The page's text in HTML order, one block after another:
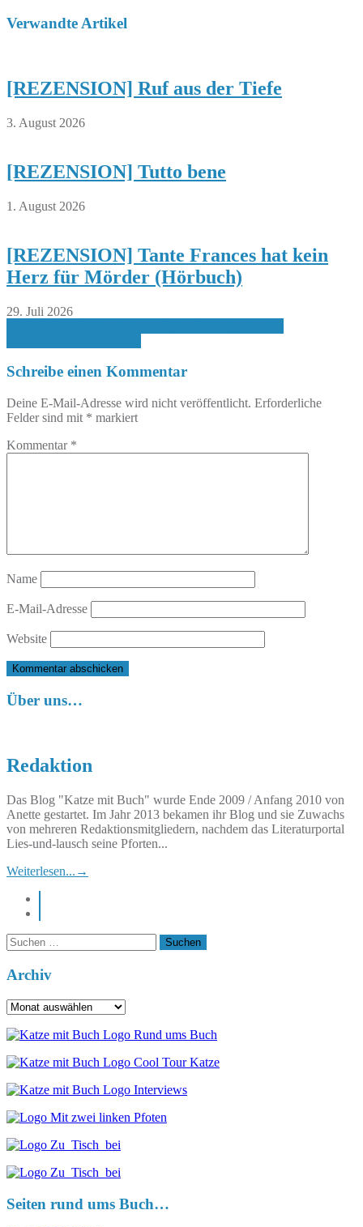
Verwandte Artikel
[REZENSION] Ruf aus der Tiefe
3. August 2026
[REZENSION] Tutto bene
1. August 2026
[REZENSION] Tante Frances hat kein
Herz für Mörder (Hörbuch)
29. Juli 2026
Beitragsnavigation
Schreibe einen Kommentar
Deine E-Mail-Adresse wird nicht veröffentlicht. Erforderliche
Felder sind mit * markiert
Kommentar *
Name
E-Mail-Adresse
Website
Über uns…
Redaktion
Das Blog "Katze mit Buch" wurde Ende 2009 / Anfang 2010 von
Anette gestartet. Im Jahr 2013 bekamen ihr Blog und sie Zuwachs
von mehreren Redaktionsmitgliedern, nachdem das Literaturportal
Lies-und-lausch seine Pforten...
Weiterlesen... →
Suchen
nach:
Archiv
Archiv
Seiten rund ums Buch…